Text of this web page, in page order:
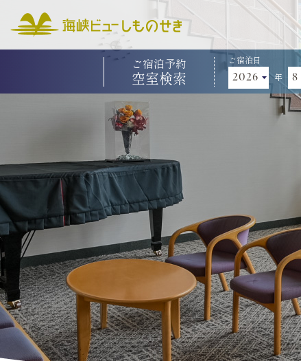
ご宿泊予約
空室検索
ご宿泊日
年